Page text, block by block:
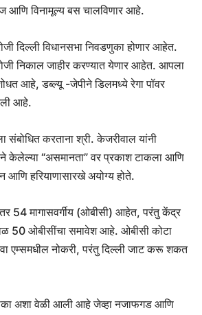
आणि विनामूल्य बस चालविणार आहे.
दिल्ली विधानसभा निवडणुका होणार आहेत.
निकाल जाहीर करण्यात येणार आहेत. आपला
आहे, डब्ल्यू -जेपीने डिलमध्ये रेगा पॉवर
आहे.
संबोधित करताना श्री. केजरीवाल यांनी
केलेल्या “असमानता” वर प्रकाश टाकला आणि
आणि हरियाणासारखे अयोग्य होते.
54 मागासवर्गीय (ओबीसी) आहेत, परंतु केंद्र
50 ओबीसींचा समावेश आहे. ओबीसी कोटा
एम्समधील नोकरी, परंतु दिल्ली जाट करू शकत
अशा वेळी आली आहे जेव्हा नजाफगड आणि